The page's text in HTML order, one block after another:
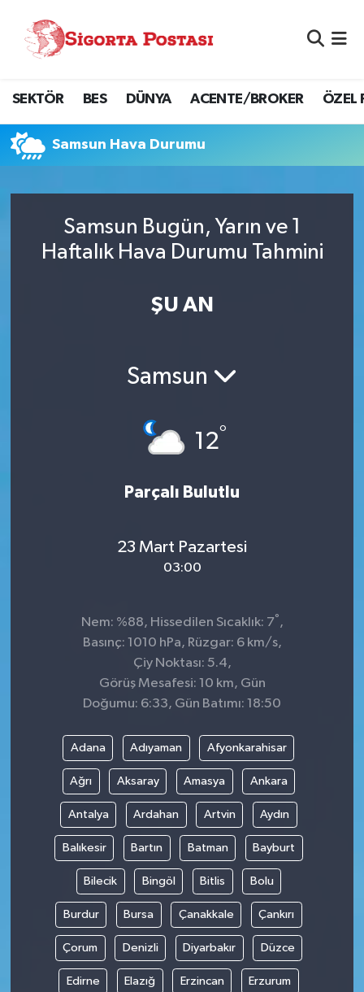
SEKTÖR BES DÜNYA ACENTE/BROKER ÖZEL
Samsun Hava Durumu
Samsun Bugün, Yarın ve 1
Haftalık Hava Durumu Tahmini
ŞU AN
Samsun
12°
Parçalı Bulutlu
23 Mart Pazartesi
03:00
Nem: %88, Hissedilen Sıcaklık: 7° ,
Basınç: 1010 hPa, Rüzgar: 6 km/s,
Çiy Noktası: 5.4,
Görüş Mesafesi: 10 km, Gün
Doğumu: 6:33, Gün Batımı: 18:50
Adana Adıyaman Afyonkarahisar
Ağrı Aksaray Amasya Ankara
Antalya Ardahan Artvin Aydın
Balıkesir Bartın Batman Bayburt
Bilecik Bingöl Bitlis Bolu
Burdur Bursa Çanakkale Çankırı
Çorum Denizli Diyarbakır Düzce
Edirne Elazığ Erzincan Erzurum
Nöbetçi Eczaneler
Hava Durumu
Namaz Vakitleri
Süper Lig Puan Durumu ve Fikstür
Son Dakika Haberleri